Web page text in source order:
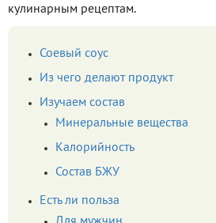
кулинарным рецептам.
Соевый соус
Из чего делают продукт
Изучаем состав
Минеральные вещества
Калорийность
Состав БЖУ
Есть ли польза